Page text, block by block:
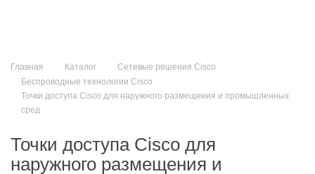
Главная Каталог
Сетевые решения Cisco
Беспроводные технологии Cisco
Точки доступа Cisco для наружного размещения и промышленных
сред
Точки доступа Cisco для
наружного размещения и